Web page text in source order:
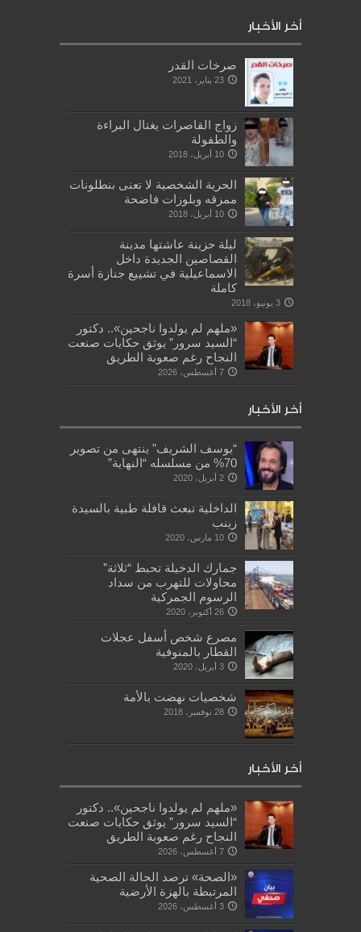
أخر الأخبار
صرخات القدر
23 يناير، 2021
زواج القاصرات يغتال البراءة
والطفولة
10 أبريل، 2018
الحرية الشخصية لا تعنى بنطلونات
ممزقه وبلوزات فاضحة
10 أبريل، 2018
ليلة حزينة عاشتها مدينة
القصاصين الجديدة داخل
الاسماعيلية في تشييع جنازة أسرة
كاملة
3 يونيو، 2018
«ملهم لم يولدوا ناجحين».. دكتور
“السيد سرور” يوثق حكايات صنعت
النجاح رغم صعوبة الطريق
7 أغسطس، 2026
أخر الأخبار
“يوسف الشريف” ينتهى من تصوير
70% من مسلسله “النهاية”
2 أبريل، 2020
الداخلية تبعث قافلة طبية بالسيدة
زينب
10 مارس، 2020
جمارك الدخيلة تحبط “ثلاثة”
محاولات للتهرب من سداد
الرسوم الجمركية
26 أكتوبر، 2020
مصرع شخص أسفل عجلات
القطار بالمنوفية
3 أبريل، 2020
شخصيات نهضت بالأمة
28 نوفمبر، 2018
أخر الأخبار
«ملهم لم يولدوا ناجحين».. دكتور
“السيد سرور” يوثق حكايات صنعت
النجاح رغم صعوبة الطريق
7 أغسطس، 2026
«الصحة» ترصد الحالة الصحية
المرتبطة بالهزة الأرضية
3 أغسطس، 2026